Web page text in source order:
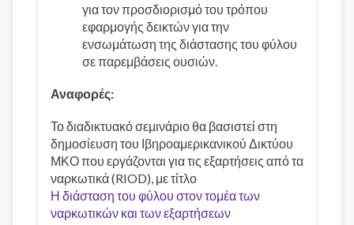
για τον προσδιορισμό του τρόπου
εφαρμογής δεικτών για την
ενσωμάτωση της διάστασης του φύλου
σε παρεμβάσεις ουσιών.
Αναφορές:
Το διαδικτυακό σεμινάριο θα βασιστεί στη
δημοσίευση του Ιβηροαμερικανικού Δικτύου
ΜΚΟ που εργάζονται για τις εξαρτήσεις από τα
ναρκωτικά (RIOD), με τίτλο
Η διάσταση του φύλου στον τομέα των
ναρκωτικών και των εξαρτήσεων